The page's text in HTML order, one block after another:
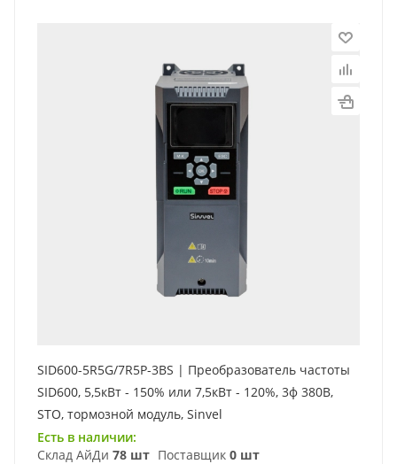
SID600-5R5G/7R5P-3BS | Преобразователь частоты
SID600, 5,5кВт - 150% или 7,5кВт - 120%, 3ф 380В,
STO, тормозной модуль, Sinvel
Есть в наличии:
Склад АйДи 78 шт Поставщик 0 шт